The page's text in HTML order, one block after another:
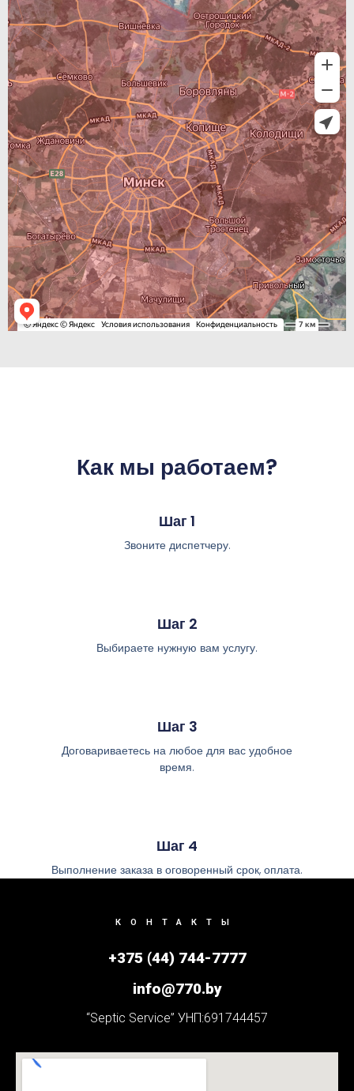
Как мы работаем?
Шаг 1
Звоните диспетчеру.
Шаг 2
Выбираете нужную вам услугу.
Шаг 3
Договариваетесь на любое для вас удобное
время.
Шаг 4
Выполнение заказа в оговоренный срок, оплата.
КОНТАКТЫ
+375 (44) 744-7777
info@770.by
“Septic Service” УНП:691744457